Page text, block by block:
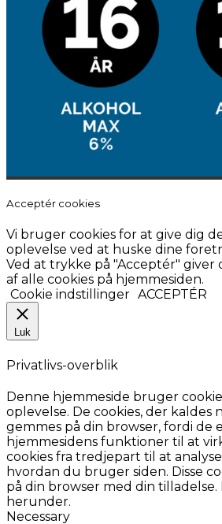
Acceptér cookies
Vi bruger cookies for at give dig
oplevelse ved at huske dine
Ved at trykke på "Acceptér"
af alle cookies på hjemmesiden.
Cookie indstillinger ACCEPTÉR
Luk
Privatlivs-overblik
Denne hjemmeside bruger
oplevelse. De cookies, der kaldes
gemmes på din browser, fordi de
hjemmesidens funktioner til at
cookies fra tredjepart til at
hvordan du bruger siden. Disse
på din browser med din
herunder.
Necessary